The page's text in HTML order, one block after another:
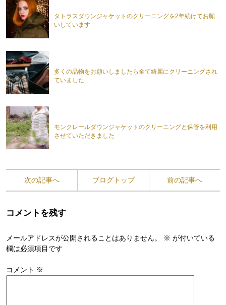
タトラスダウンジャケットのクリーニングを2年続けてお願
いしています
多くの品物をお願いしましたら全て綺麗にクリーニングされ
ていました
モンクレールダウンジャケットのクリーニングと保管を利用
させていただきました
次の記事へ ブログトップ 前の記事へ
コメントを残す
メールアドレスが公開されることはありません。 ※ が付いている
欄は必須項目です
コメント ※